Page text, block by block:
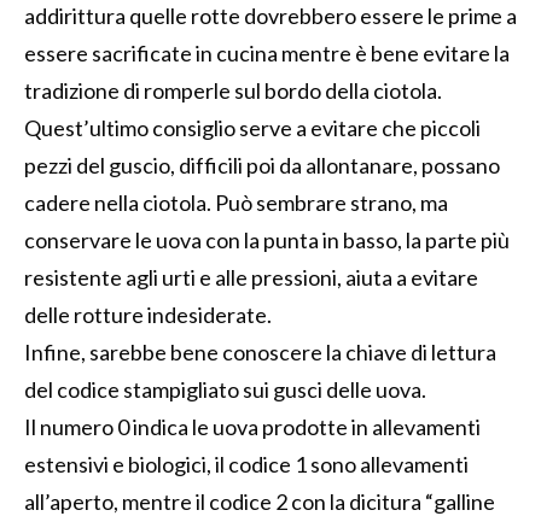
addirittura quelle rotte dovrebbero essere le prime a
essere sacrificate in cucina mentre è bene evitare la
tradizione di romperle sul bordo della ciotola.
Quest’ultimo consiglioserve a evitare che piccoli
pezzi del guscio, difficili poi da allontanare, possano
cadere nella ciotola. Può sembrare strano, ma
conservare le uova con la punta in basso, la parte più
resistente agli urti e alle pressioni, aiuta a evitare
delle rotture indesiderate.
Infine, sarebbe bene conoscere la chiave di lettura
del codice stampigliato sui gusci delle uova.
Il numero0indica le uova prodotte in allevamenti
estensivi e biologici,il codice 1 sono allevamenti
all’aperto, mentre il codice 2 con la dicitura “galline